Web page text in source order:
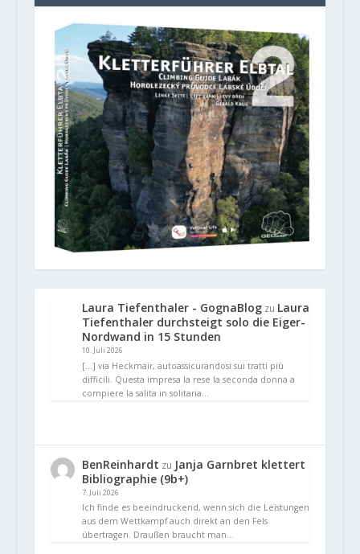
Laura Tiefenthaler - GognaBlogzu Laura
Tiefenthaler durchsteigt solo die Eiger-
Nordwand in 15 Stunden
10. Juli 2026
[…] via Heckmair, autoassicurandosi sui tratti più
difficili. Questa impresa la rese la seconda donna a
compiere la salita in solitaria…
BenReinhardt zu Janja Garnbret klettert
Bibliographie (9b+)
7. Juli 2026
Ich finde es beeindruckend, wenn sich die Leistungen
aus dem Wettkampf auch direkt an den Fels
übertragen. Draußen braucht man…